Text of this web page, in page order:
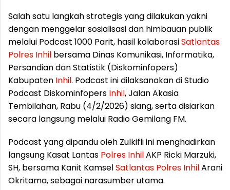
Salah satu langkah strategis yang dilakukan yakni
dengan menggelar sosialisasi dan himbauan publik
melalui Podcast 1000 Parit, hasil kolaborasiSatlantas
Polres Inhil bersama Dinas Komunikasi, Informatika,
Persandian dan Statistik (Diskominfopers)
Kabupaten Inhil. Podcast ini dilaksanakan di Studio
Podcast Diskominfopers Inhil, Jalan Akasia
Tembilahan, Rabu (4/2/2026) siang, serta disiarkan
secara langsung melalui Radio Gemilang FM.
Podcast yang dipandu oleh Zulkifli ini menghadirkan
langsung Kasat Lantas Polres InhilAKP Ricki Marzuki,
SH, bersama Kanit KamselSatlantas Polres InhilArani
Okritama, sebagai narasumber utama.